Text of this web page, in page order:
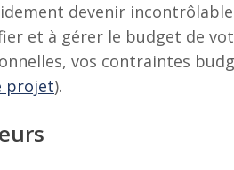
devenir
et à gérer le budget de
vos contraintes
projet).